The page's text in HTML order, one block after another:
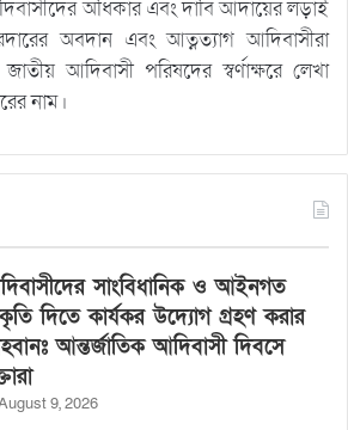
অধিকার এবং দাবি আদায়ের লড়াই
অবদান এবং আত্নত্যাগ আদিবাসীরা
আদিবাসী পরিষদের স্বর্ণাক্ষরে লেখা
নাম।
সাংবিধানিক ও আইনগত
দিতে কার্যকর উদ্যোগ গ্রহণ করার
আন্তর্জাতিক আদিবাসী দিবসে
9, 2026